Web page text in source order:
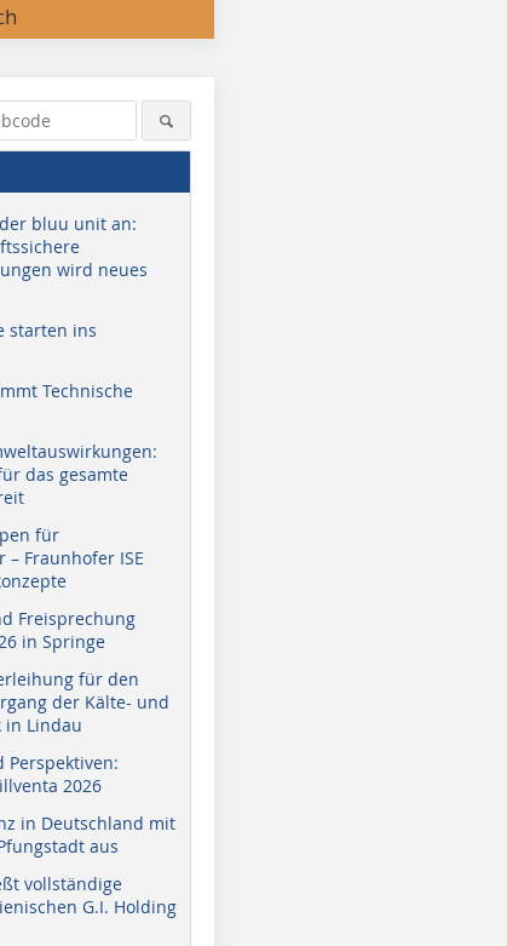
bluu unit an:
wird neues
starten ins
Technische
das gesamte
für
Fraunhofer ISE
Freisprechung
in Springe
für den
der Kälte- und
in Lindau
Perspektiven:
2026
in Deutschland mit
aus
vollständige
G.I. Holding